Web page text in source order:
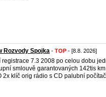
Rozvody Spojka - TOP - [8.8. 2026]
7.3 2008 po celou dobu
smlouvě garantovaných 142tis
2x klíč orig rádio s CD palubní